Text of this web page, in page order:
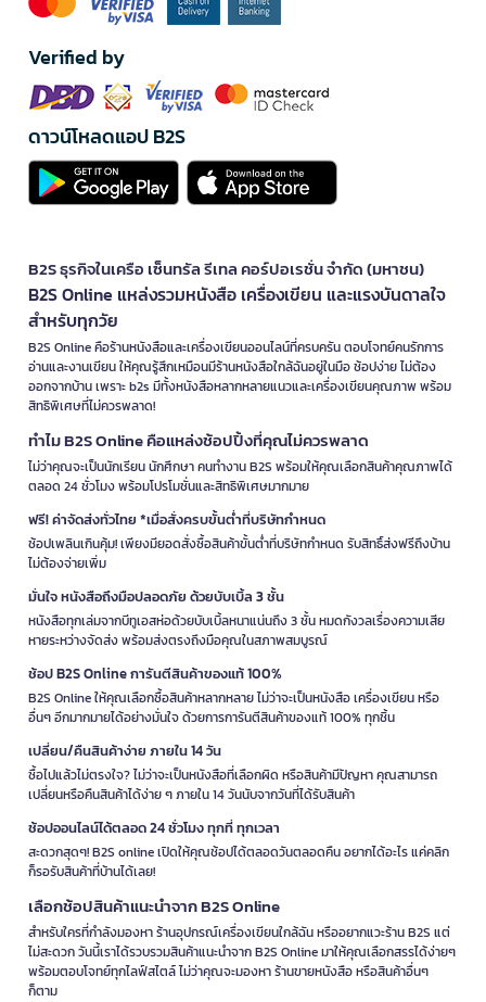
Verified by
ดาวน์โหลดแอป B2S
B2S ธุรกิจในเครือ เซ็นทรัล รีเทล คอร์ปอเรชั่น จำกัด (มหาชน)
B2S Online แหล่งรวมหนังสือ เครื่องเขียน และแรงบันดาลใจ
สำหรับทุกวัย
B2S Online คือร้านหนังสือและเครื่องเขียนออนไลน์ที่ครบครัน ตอบโจทย์คนรักการ
อ่านและงานเขียน ให้คุณรู้สึกเหมือนมีร้านหนังสือใกล้ฉันอยู่ในมือ ช้อปง่าย ไม่ต้อง
ออกจากบ้าน เพราะ b2s มีทั้งหนังสือหลากหลายแนวและเครื่องเขียนคุณภาพ พร้อม
สิทธิพิเศษที่ไม่ควรพลาด!
ทำไม B2S Online คือแหล่งช้อปปิ้งที่คุณไม่ควรพลาด
ไม่ว่าคุณจะเป็นนักเรียน นักศึกษา คนทำงาน B2S พร้อมให้คุณเลือกสินค้าคุณภาพได้
ตลอด 24 ชั่วโมง พร้อมโปรโมชั่นและสิทธิพิเศษมากมาย
ฟรี! ค่าจัดส่งทั่วไทย *เมื่อสั่งครบขั้นต่ำที่บริษัทกำหนด
ช้อปเพลินเกินคุ้ม! เพียงมียอดสั่งซื้อสินค้าขั้นต่ำที่บริษัทกำหนด รับสิทธิ์ส่งฟรีถึงบ้าน
ไม่ต้องจ่ายเพิ่ม
มั่นใจ หนังสือถึงมือปลอดภัย ด้วยบับเบิ้ล 3 ชั้น
หนังสือทุกเล่มจากบีทูเอสห่อด้วยบับเบิ้ลหนาแน่นถึง 3 ชั้น หมดกังวลเรื่องความเสีย
หายระหว่างจัดส่ง พร้อมส่งตรงถึงมือคุณในสภาพสมบูรณ์
ช้อป B2S Online การันตีสินค้าของแท้ 100%
B2S Online ให้คุณเลือกซื้อสินค้าหลากหลาย ไม่ว่าจะเป็นหนังสือ เครื่องเขียน หรือ
อื่นๆ อีกมากมายได้อย่างมั่นใจ ด้วยการการันตีสินค้าของแท้ 100% ทุกชิ้น
เปลี่ยน/คืนสินค้าง่าย ภายใน 14 วัน
ซื้อไปแล้วไม่ตรงใจ? ไม่ว่าจะเป็นหนังสือที่เลือกผิด หรือสินค้ามีปัญหา คุณสามารถ
เปลี่ยนหรือคืนสินค้าได้ง่าย ๆ ภายใน 14 วันนับจากวันที่ได้รับสินค้า
ช้อปออนไลน์ได้ตลอด 24 ชั่วโมง ทุกที่ ทุกเวลา
สะดวกสุดๆ! B2S online เปิดให้คุณช้อปได้ตลอดวันตลอดคืน อยากได้อะไร แค่คลิก
ก็รอรับสินค้าที่บ้านได้เลย!
เลือกช้อปสินค้าแนะนำจาก B2S Online
สำหรับใครที่กำลังมองหา ร้านอุปกรณ์เครื่องเขียนใกล้ฉัน หรืออยากแวะร้าน B2S แต่
ไม่สะดวก วันนี้เราได้รวบรวมสินค้าแนะนำจาก B2S Online มาให้คุณเลือกสรรได้ง่ายๆ
พร้อมตอบโจทย์ทุกไลฟ์สไตล์ ไม่ว่าคุณจะมองหา ร้านขายหนังสือ หรือสินค้าอื่นๆ
ก็ตาม